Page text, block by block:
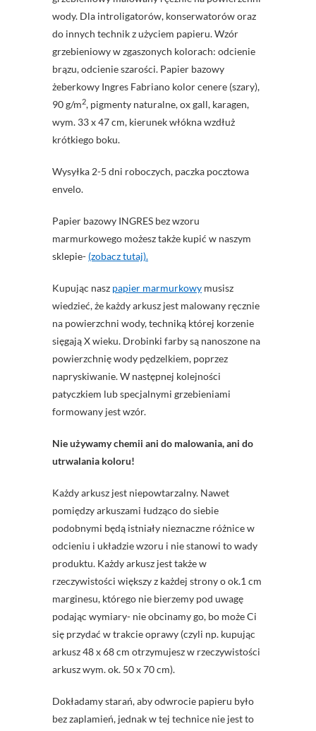
wody. Dla introligatorów, konserwatorów oraz
do innych technik z użyciem papieru. Wzór
grzebieniowy w zgaszonych kolorach: odcienie
brązu, odcienie szarości. Papier bazowy
żeberkowy Ingres Fabriano kolor cenere (szary),
90 g/m2, pigmenty naturalne, ox gall, karagen,
wym. 33 x 47 cm, kierunek włókna wzdłuż
krótkiego boku.
Wysyłka 2-5 dni roboczych, paczka pocztowa
envelo.
Papier bazowy INGRES bez wzoru
marmurkowego możesz także kupić w naszym
sklepie- (zobacz tutaj).
Kupując nasz papier marmurkowy musisz
wiedzieć, że każdy arkusz jest malowany ręcznie
na powierzchni wody, techniką której korzenie
sięgają X wieku. Drobinki farby są nanoszone na
powierzchnię wody pędzelkiem, poprzez
napryskiwanie. W następnej kolejności
patyczkiem lub specjalnymi grzebieniami
formowany jest wzór.
Nie używamy chemii ani do malowania, ani do
utrwalania koloru!
Każdy arkusz jest niepowtarzalny. Nawet
pomiędzy arkuszami łudząco do siebie
podobnymi będą istniały nieznaczne różnice w
odcieniu i układzie wzoru i nie stanowi to wady
produktu. Każdy arkusz jest także w
rzeczywistości większy z każdej strony o ok.1 cm
marginesu, którego nie bierzemy pod uwagę
podając wymiary- nie obcinamy go, bo może Ci
się przydać w trakcie oprawy (czyli np. kupując
arkusz 48 x 68 cm otrzymujesz w rzeczywistości
arkusz wym. ok. 50 x 70 cm).
Dokładamy starań, aby odwrocie papieru było
bez zaplamień, jednak w tej technice nie jest to